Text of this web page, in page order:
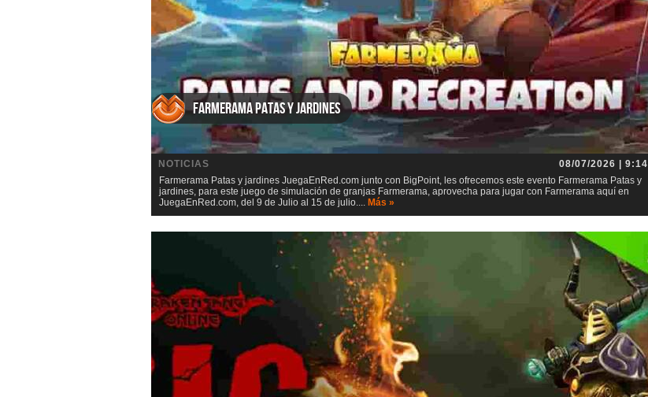
Farmerama Patas y jardines
NOTICIAS
08/07/2026 | 9:14
Farmerama Patas y jardines JuegaEnRed.com junto con BigPoint, les ofrecemos este evento Farmerama Patas y
jardines, para este juego de simulación de granjas Farmerama, aprovecha para jugar con Farmerama aquí en
JuegaEnRed.com, del 9 de Julio al 15 de julio.... Más »